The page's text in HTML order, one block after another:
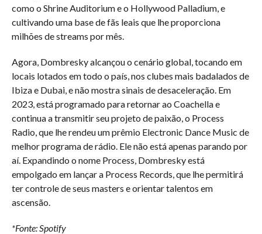
como o Shrine Auditorium e o Hollywood Palladium, e
cultivando uma base de fãs leais que lhe proporciona
milhões de streams por mês.
Agora, Dombresky alcançou o cenário global, tocando em
locais lotados em todo o país, nos clubes mais badalados de
Ibiza e Dubai, e não mostra sinais de desaceleração. Em
2023, está programado para retornar ao Coachella e
continua a transmitir seu projeto de paixão, o Process
Radio, que lhe rendeu um prêmio Electronic Dance Music de
melhor programa de rádio. Ele não está apenas parando por
aí. Expandindo o nome Process, Dombresky está
empolgado em lançar a Process Records, que lhe permitirá
ter controle de seus masters e orientar talentos em
ascensão.
*Fonte: Spotify